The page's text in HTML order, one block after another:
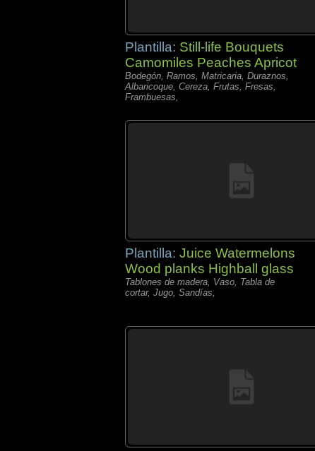
Plantilla: Still-life Bouquets
Camomiles Peaches Apricot
Bodegón, Ramos, Matricaria, Duraznos,
Albaricoque, Cereza, Frutas, Fresas,
Frambuesas,
Plantilla: Juice Watermelons
Wood planks Highball glass
Tablones de madera, Vaso, Tabla de
cortar, Jugo, Sandías,